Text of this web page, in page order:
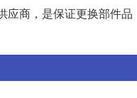
应商，是保证更换部件品